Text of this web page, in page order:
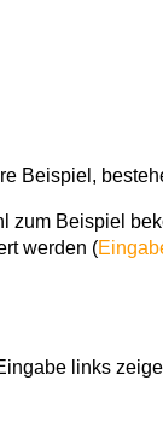
Beispiel,
zum Beispiel
werden (
links